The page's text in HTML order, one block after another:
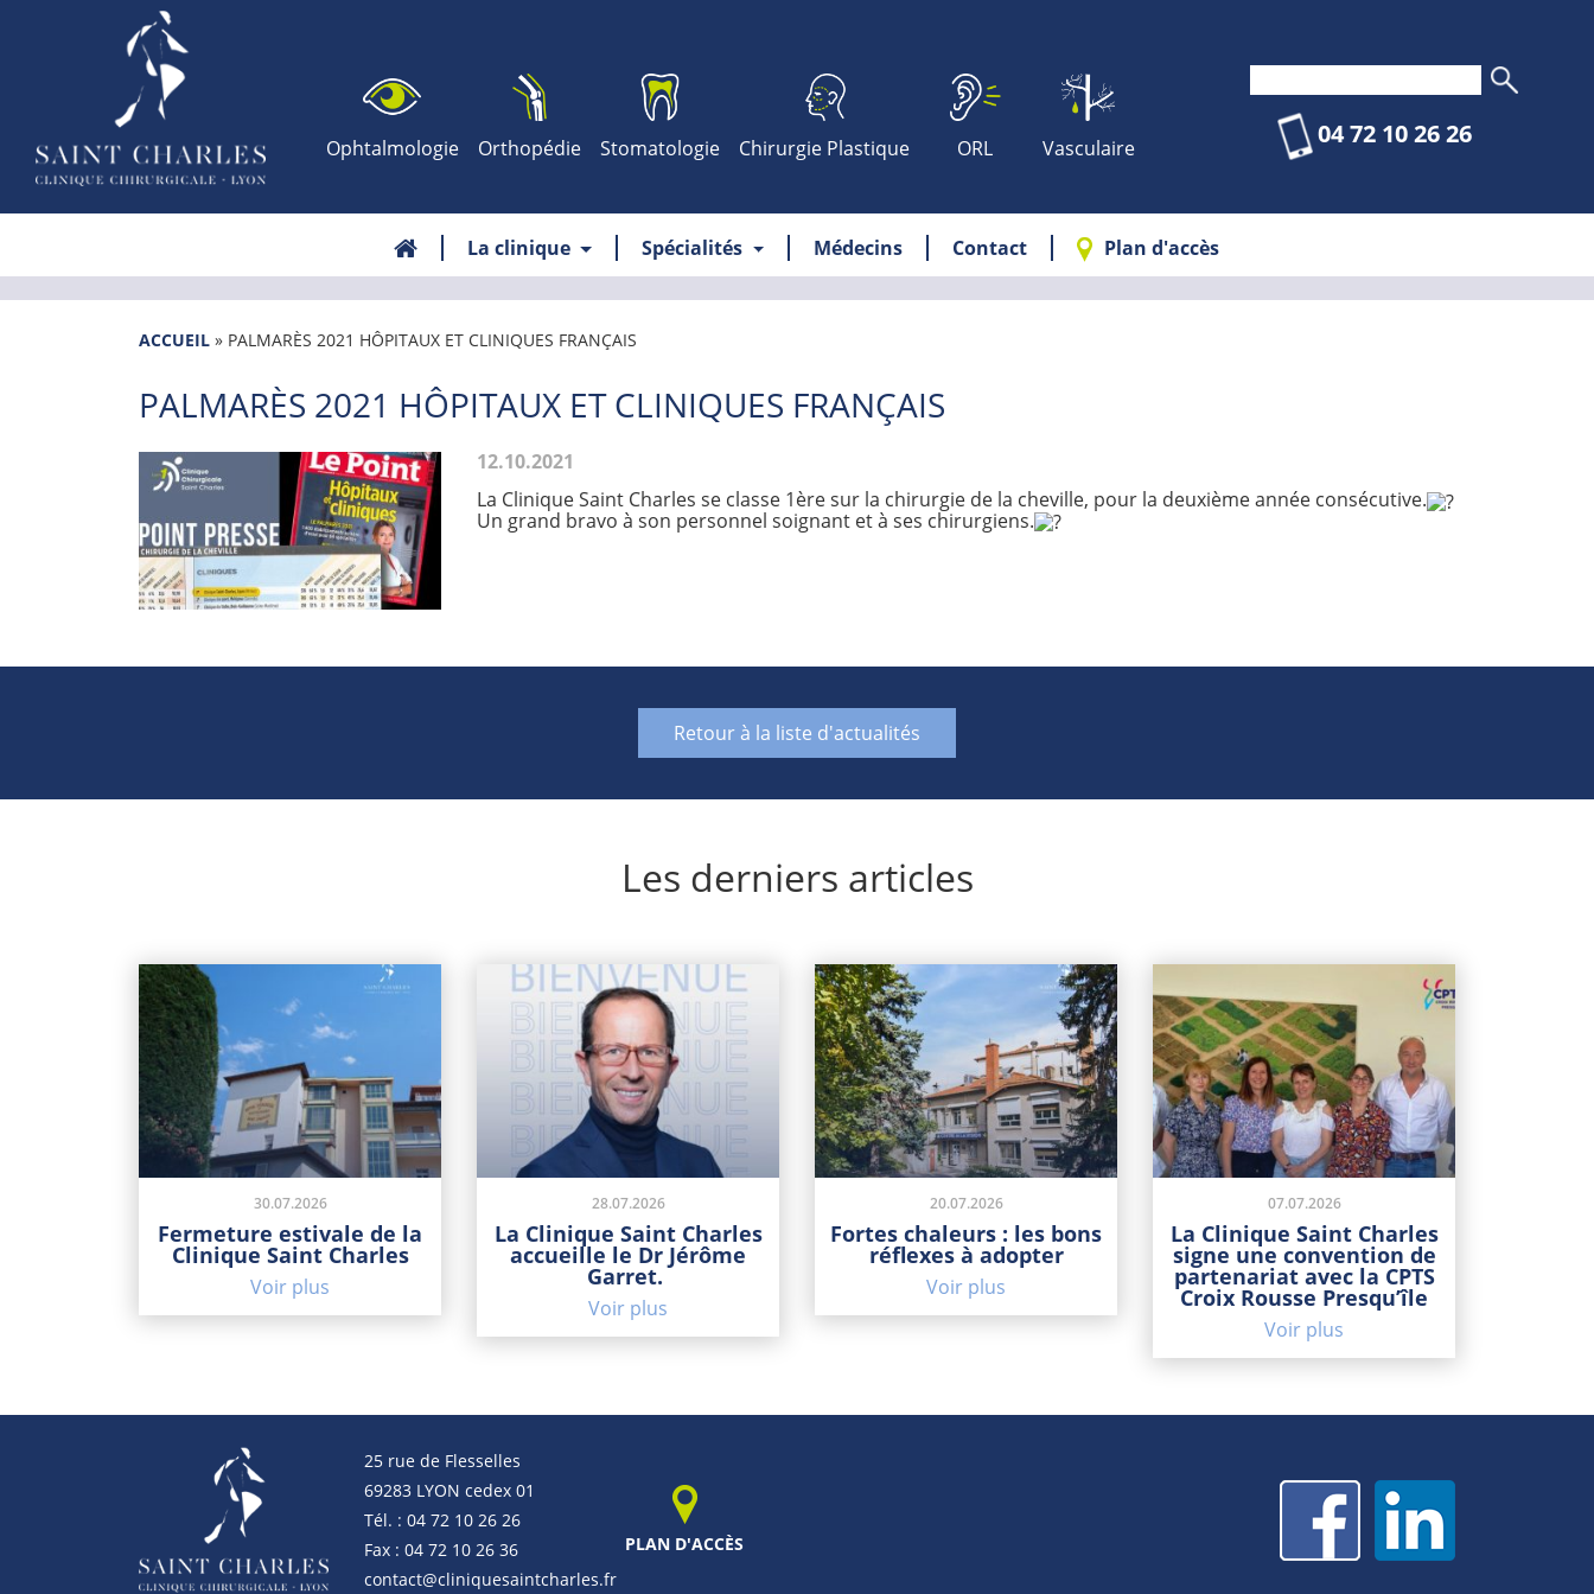
Ophtalmologie Orthopédie Stomatologie Chirurgie Plastique ORL Vasculaire 04 72 10 26 26
La clinique Spécialités Médecins Contact Plan d'accès
ACCUEIL » PALMARÈS 2021 HÔPITAUX ET CLINIQUES FRANÇAIS
PALMARÈS 2021 HÔPITAUX ET CLINIQUES FRANÇAIS
12.10.2021
La Clinique Saint Charles se classe 1ère sur la chirurgie de la cheville, pour la deuxième année consécutive.
Un grand bravo à son personnel soignant et à ses chirurgiens.
Retour à la liste d'actualités
Les derniers articles
30.07.2026
Fermeture estivale de la
Clinique Saint Charles
Voir plus
28.07.2026
La Clinique Saint Charles
accueille le Dr Jérôme
Garret.
Voir plus
20.07.2026
Fortes chaleurs : les bons
réflexes à adopter
Voir plus
07.07.2026
La Clinique Saint Charles
signe une convention de
partenariat avec la CPTS
Croix Rousse Presqu’île
Voir plus
25 rue de Flesselles
69283 LYON cedex 01
Tél. : 04 72 10 26 26
Fax : 04 72 10 26 36
contact@cliniquesaintcharles.fr
PLAN D'ACCÈS